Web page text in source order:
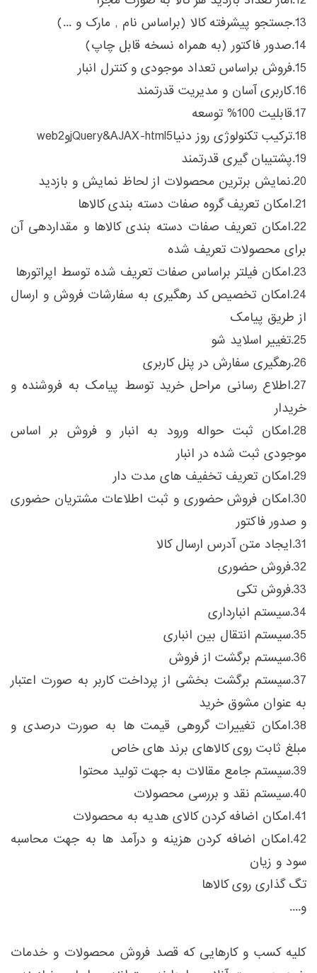
13.جستجو پیشرفته کالا (براساس نام , مارک و ...)
14.صدور فاکتور (به همراه نسخه قابل چاپ)
15.فروش براساس تعداد موجودی و کنترل انبار
16.کاربری آسان و مدیریت قدرتمند
17.قابلیت 100% توسعه
18.ترکیب تکنولوژی روز دنیاjQuery&AJAX-html5وweb2
19.پشتیبان گیری قدرتمند
20.نمایش برترین محصولات از لحاظ نمایش و بازدید
21.امکان تعریف گروه صفات دسته بندی کالاها
22.امکان تعریف صفات دسته بندی کالاها و مقداردهی آن
برای محصولات تعریف شده
23.امکان فیلتر براساس صفات تعریف شده توسط اپراتورها
24.امکان تخصیص کد رهگیری به سفارشات فروش و ارسال
از طریق پیامک
25.تغییر اسلاید شو
26.رهگیری سفارش در پنل کاربری
27.اطلاع رسانی مراحل خرید توسط پیامک به فروشنده و
خریدار
28.امکان ثبت حواله ورود به انبار و فروش بر اساس
موجودی ثبت شده در انبار
29.امکان تعریف تخفیف های مدت دار
30.امکان فروش حضوری و ثبت اطلاعات مشتریان حضوری
و صدور فاکتور
31.ایجاد متن آدرس ارسال کالا
32.فروش حضوری
33.فروش تکی
34.سیستم انبارداری
35.سیستم انتقال بین انباری
36.سیستم برگشت از فروش
37.سیستم برگشت بخشی از پرداخت کاربر به صورت اعتبار
به عنوان مشوق خرید
38.امکان تغییرات گروهی قیمت ها به صورت درصدی و
مبلغ ثابت روی کالاهای برند های خاص
39.سیستم جامع مقالات به جهت تولید محتوا
40.سیستم نقد و بررسی محصولات
41.امکان اضافه کردن کالای هدیه به محصولات
42.امکان اضافه کردن هزینه و درآمد ها به جهت محاسبه
سود و زیان
تگ گذاری روی کالاها
و....
کلیه کسب و کارهایی که قصد فروش محصولات و خدمات